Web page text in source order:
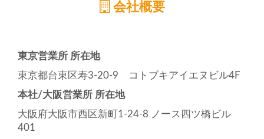
会社概要
東京営業所 所在地
東京都台東区寿3-20-9 コトブキアイエヌビル4F
本社/大阪営業所 所在地
大阪府大阪市西区新町1-24-8 ノース四ツ橋ビル
401